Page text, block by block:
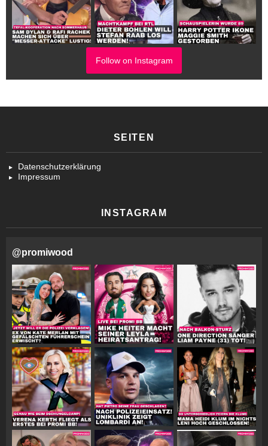
Follow on Instagram
SEITEN
Datenschutzerklärung
Impressum
INSTAGRAM
@promiwood